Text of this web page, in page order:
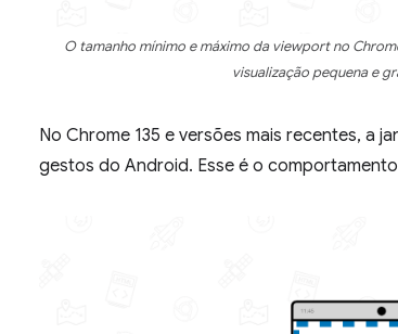
O tamanho mínimo e máximo da viewport no
visualização pequena e
No Chrome 135 e versões mais recentes, a
gestos do Android. Esse é o